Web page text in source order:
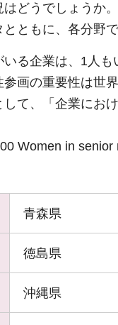
どうでしょうか。
ともに、各分野
る企業は、1人
画の重要性は世
して、「企業にお
Women in senior
青森県
徳島県
沖縄県